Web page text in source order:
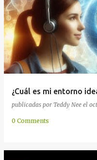
¿Cuál es mi entorno
publicadas por Teddy Nee el
0 Comments